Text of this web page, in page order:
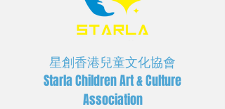
星創香港兒童文化協會
Starla Children Art & Culture
Association